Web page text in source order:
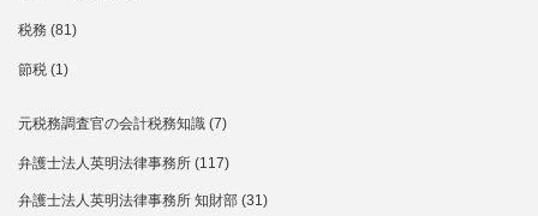
税務 (81)
節税 (1)
元税務調査官の会計税務知識 (7)
弁護士法人英明法律事務所 (117)
弁護士法人英明法律事務所 知財部 (31)